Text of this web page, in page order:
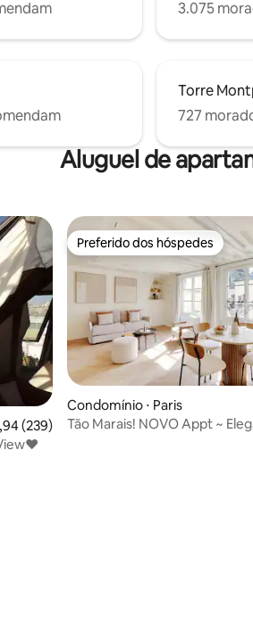
3.075
Torre
727
Aluguel de
de uma avaliação média de 5, 239
(239)
View♥
Preferido dos hóspedes
Preferido dos hóspedes
Condomínio ⋅ Paris
Tão Marais! NOVO Appt ~